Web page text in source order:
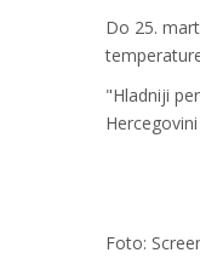
Do 25.
"Hladniji
Foto: